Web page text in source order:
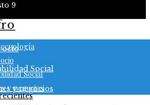
9
ocio
Social
y negocios
Social
y negocios